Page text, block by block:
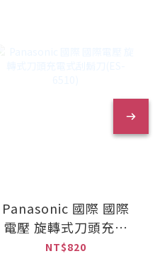
Panasonic 國際 國際
電壓 旋轉式刀頭充電
式刮鬍刀(ES-6510)
NT$820